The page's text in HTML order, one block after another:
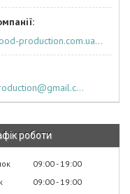
https://food-production.com.ua/ua/
food4production@gmail.com
роботи
09:00 19:00
09:00 19:00